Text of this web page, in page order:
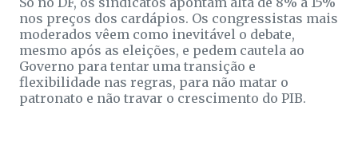
nos preços dos cardápios. Os congressistas mais
moderados vêem como inevitável o debate,
mesmo após as eleições, e pedem cautela ao
Governo para tentar uma transição e
flexibilidade nas regras, para não matar o
patronato e não travar o crescimento do PIB.